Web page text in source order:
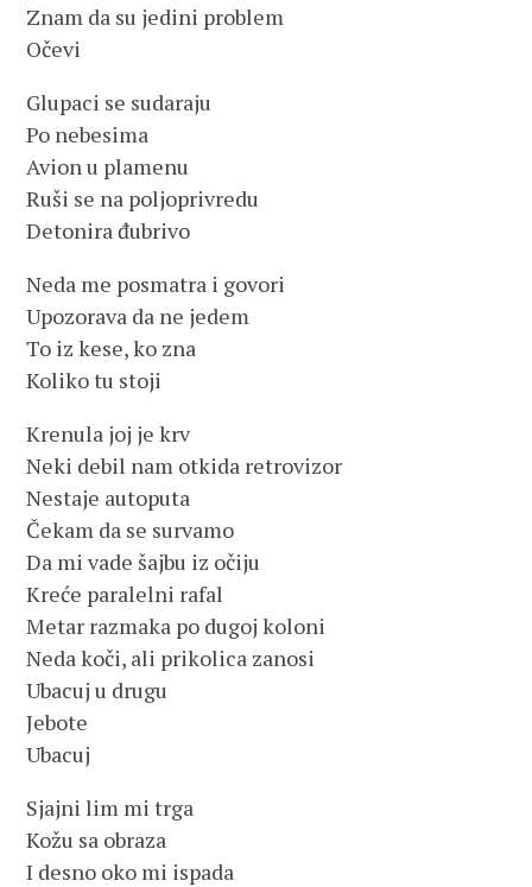
Znam da su jedini problem
Očevi
Glupaci se sudaraju
Po nebesima
Avion u plamenu
Ruši se na poljoprivredu
Detonira đubrivo
Neda me posmatra i govori
Upozorava da ne jedem
To iz kese, ko zna
Koliko tu stoji
Krenula joj je krv
Neki debil nam otkida retrovizor
Nestaje autoputa
Čekam da se survamo
Da mi vade šajbu iz očiju
Kreće paralelni rafal
Metar razmaka po dugoj koloni
Neda koči, ali prikolica zanosi
Ubacuj u drugu
Jebote
Ubacuj
Sjajni lim mi trga
Kožu sa obraza
I desno oko mi ispada